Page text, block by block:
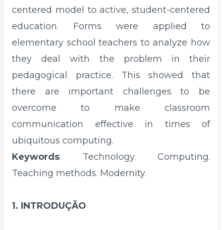
centered model to active, student-centered
education. Forms were applied to
elementary school teachers to analyze how
they deal with the problem in their
pedagogical practice. This showed that
there are important challenges to be
overcome to make classroom
communication effective in times of
ubiquitous computing.
Keywords: Technology. Computing.
Teaching methods. Modernity.
1. INTRODUÇÃO